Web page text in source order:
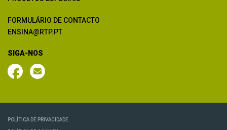
FORMULÁRIO DE CONTACTO
ENSINA@RTP.PT
SIGA-NOS
POLÍTICA DE PRIVACIDADE